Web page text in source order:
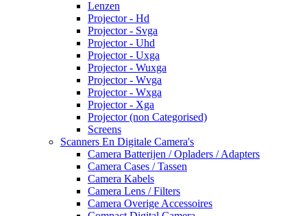
Lenzen
Projector - Hd
Projector - Svga
Projector - Uhd
Projector - Uxga
Projector - Wuxga
Projector - Wvga
Projector - Wxga
Projector - Xga
Projector (non Categorised)
Screens
Scanners En Digitale Camera's
Camera Batterijen / Opladers / Adapters
Camera Cases / Tassen
Camera Kabels
Camera Lens / Filters
Camera Overige Accessoires